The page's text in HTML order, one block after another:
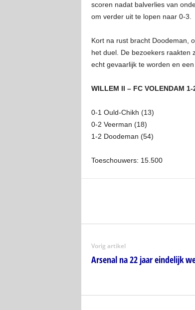
scoren nadat balverlies van
om verder uit te lopen naar 0-3.
Kort na rust bracht Doodeman,
het duel. De bezoekers raakten
echt gevaarlijk te worden en
WILLEM II – FC VOLENDAM 1-
0-1 Ould-Chikh (13)
0-2 Veerman (18)
1-2 Doodeman (54)
Toeschouwers: 15.500
Vorig artikel
Arsenal na 22 jaar eindelijk